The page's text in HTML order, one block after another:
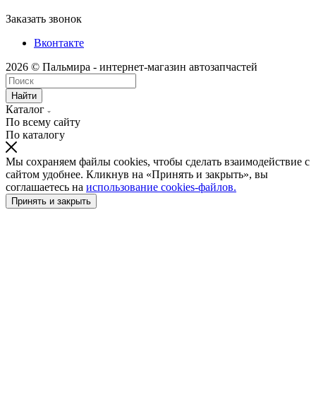
Заказать звонок
Вконтакте
2026 © Пальмира - интернет-магазин автозапчастей
Найти
Каталог
По всему сайту
По каталогу
Мы сохраняем файлы cookies, чтобы сделать взаимодействие с
сайтом удобнее. Кликнув на «Принять и закрыть», вы
соглашаетесь на использование cookies-файлов.
Принять и закрыть